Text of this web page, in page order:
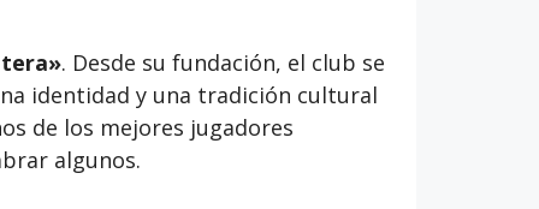
. Desde su fundación, el club se
identidad y una tradición cultural
de los mejores jugadores
algunos.